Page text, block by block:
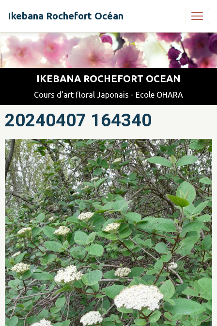
Ikebana Rochefort Océan
IKEBANA ROCHEFORT OCEAN
Cours d'art floral Japonais - Ecole OHARA
20240407 164340